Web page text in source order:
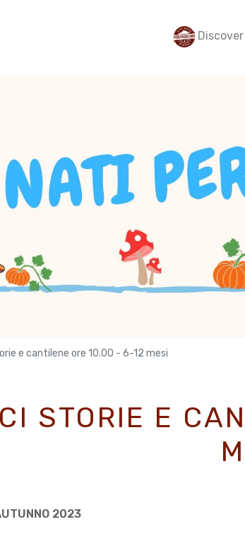
e cantilene ore 10.00 - 6-12 mesi
STORIE E
2023